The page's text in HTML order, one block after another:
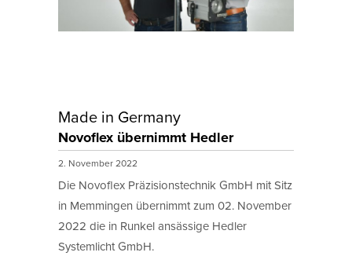
Made in Germany
Novoflex übernimmt Hedler
2. November 2022
Die Novoflex Präzisionstechnik GmbH mit Sitz
in Memmingen übernimmt zum 02. November
2022 die in Runkel ansässige Hedler
Systemlicht GmbH.